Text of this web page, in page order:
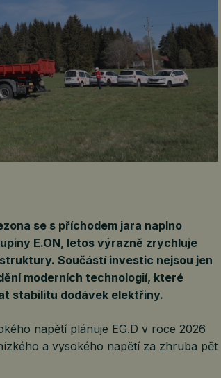
se s příchodem jara naplno
E.ON, letos výrazně zrychluje
Součástí investic nejsou jen
moderních technologií, které
stabilitu dodávek elektřiny.
napětí plánuje EG.D v roce 2026
a vysokého napětí za zhruba pět